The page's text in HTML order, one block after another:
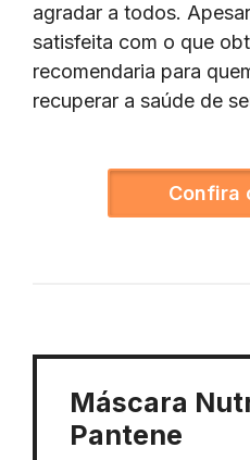
agradar a todos.
satisfeita com o que
recomendaria para
recuperar a saúde de
Confira
Máscara
Pantene